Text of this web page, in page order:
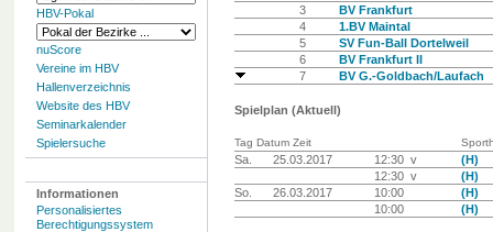
HBV-Pokal
nuScore
Vereine im HBV
Hallenverzeichnis
Website des HBV
Seminarkalender
Spielersuche
Informationen
Personalisiertes
Berechtigungssystem
3
BV Frankfurt
4
1.BV Maintal
5
SV Fun-Ball Dortelweil
6
BV Frankfurt II
7
BV G.-Goldbach/Laufach
Spielplan (Aktuell)
Tag Datum Zeit
Sa. 25.03.2017 12:30 v
(H)
12:30 v
(H)
So.
26.03.2017 10:00
(H)
10:00
(H)